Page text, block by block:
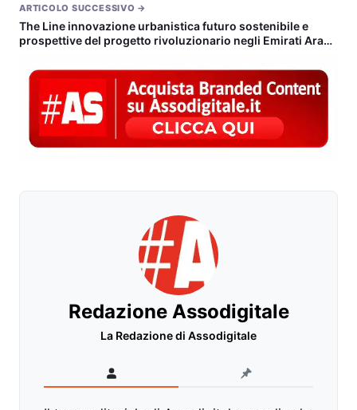
ARTICOLO SUCCESSIVO →
The Line innovazione urbanistica futuro sostenibile e
prospettive del progetto rivoluzionario negli Emirati Arabi
Redazione Assodigitale
La Redazione di Assodigitale